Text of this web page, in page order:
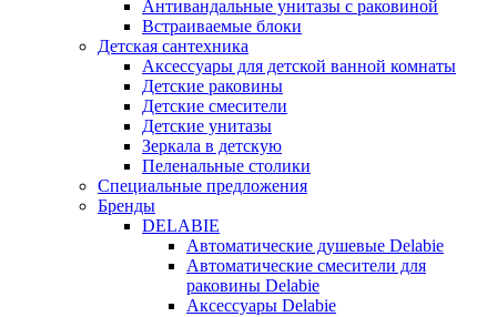
Антивандальные унитазы с раковиной
Встраиваемые блоки
Детская сантехника
Аксессуары для детской ванной комнаты
Детские раковины
Детские смесители
Детские унитазы
Зеркала в детскую
Пеленальные столики
Специальные предложения
Бренды
DELABIE
Автоматические душевые Delabie
Автоматические смесители для
раковины Delabie
Аксессуары Delabie